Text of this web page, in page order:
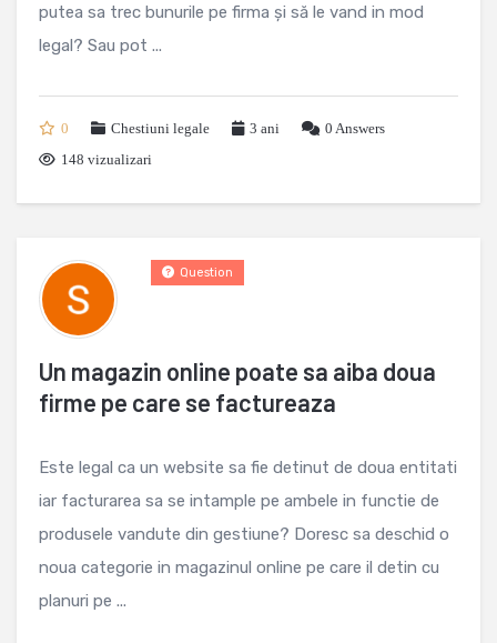
putea sa trec bunurile pe firma și să le vand in mod
legal? Sau pot ...
0 Chestiuni legale 3 ani 0 Answers
148 vizualizari
Un magazin online poate sa aiba doua
firme pe care se factureaza
Question
Este legal ca un website sa fie detinut de doua entitati
iar facturarea sa se intample pe ambele in functie de
produsele vandute din gestiune? Doresc sa deschid o
noua categorie in magazinul online pe care il detin cu
planuri pe ...